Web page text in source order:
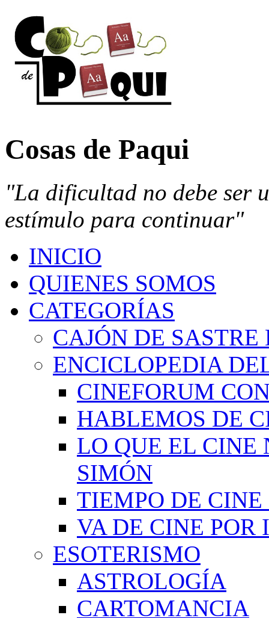
Cosas de Paqui
"La dificultad no debe ser
estímulo para continuar"
INICIO
QUIENES SOMOS
CATEGORÍAS
CAJÓN DE
ENCICLOPEDIA
CINEFORUM
HABLEMOS DE
LO QUE EL CINE
SIMÓN
TIEMPO DE
VA DE CINE
ESOTERISMO
ASTROLOGÍA
CARTOMANCIA